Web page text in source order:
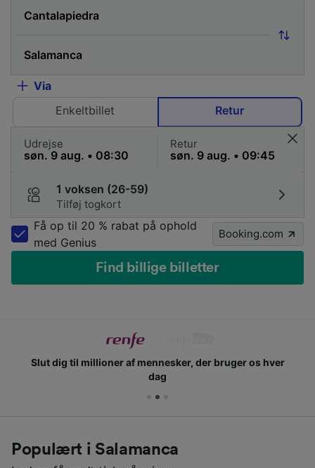
Via
Enkeltbillet
Retur
Udrejse Retur
1 voksen (26-59)
Tilføj togkort
Få op til 20 % rabat på ophold
med Genius
Booking.com
Find billige billetter
Slut dig til millioner af mennesker, der bruger os hver
dag
Populært i Salamanca